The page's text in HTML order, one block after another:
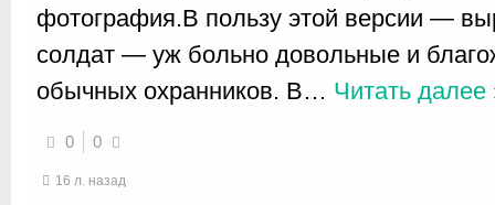
фотография.В пользу этой версии —
солдат — уж больно довольные и
обычных охранников. В… Читать далее
0 0
16 л. назад